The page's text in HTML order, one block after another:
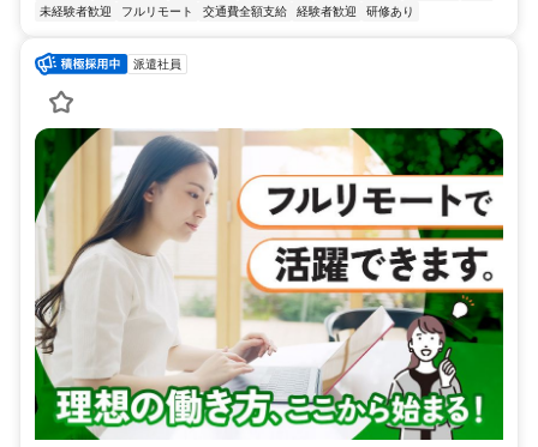
未経験者歓迎
フルリモート 交通費全額支給 経験者歓迎 研修あり
派遣社員